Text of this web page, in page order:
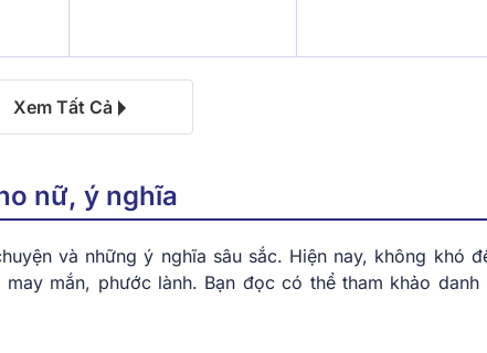
Xem Tất Cả
nữ, ý nghĩa
và những ý nghĩa sâu sắc. Hiện nay, không khó
mắn, phước lành. Bạn đọc có thể tham khảo danh